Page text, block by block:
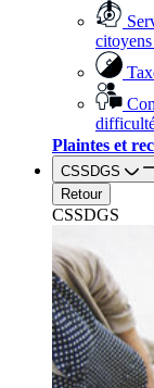
Plaintes et
CSSDGS
Retour
CSSDGS